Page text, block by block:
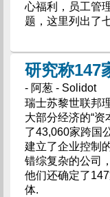
心福利，员工管
题，这里列出了
研究称147
- 阿葱 - Solidot
瑞士苏黎世联邦
大部分经济的“
了43,060家跨国
建立了企业控制
错综复杂的公司
他们还确定了
体.